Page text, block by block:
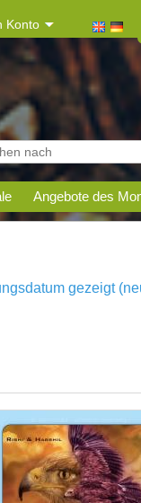
Konto
Angebote des
gezeigt